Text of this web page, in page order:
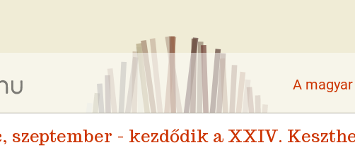
A
szeptember - kezdődik a XXIV.